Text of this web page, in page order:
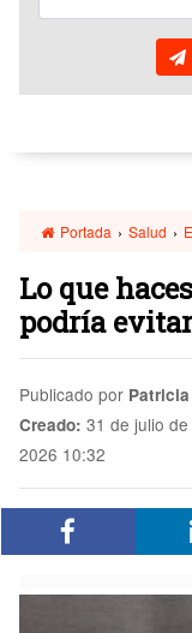
Portada › Salud ›
Lo que
podría
Publicado por
Creado: 31 de julio
2026 10:32